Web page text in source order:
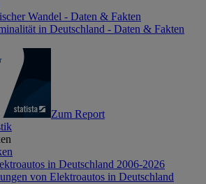
Wandel - Daten & Fakten
in Deutschland - Daten & Fakten
Zum Report
in Deutschland 2006-2026
von Elektroautos in Deutschland